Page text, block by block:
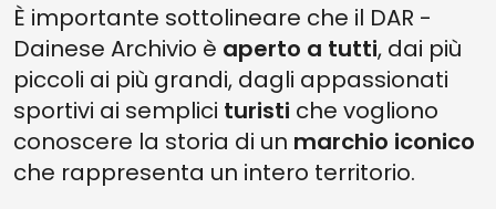
È importante sottolineare che il DAR -
Dainese Archivio è aperto a tutti, dai più
piccoli ai più grandi, dagli appassionati
sportivi ai semplici turisti che vogliono
conoscere la storia di un marchio iconico
che rappresenta un intero territorio.